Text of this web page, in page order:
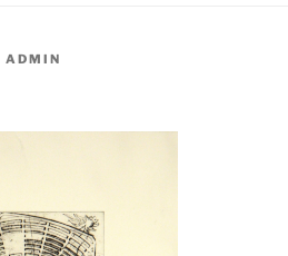
ADMIN